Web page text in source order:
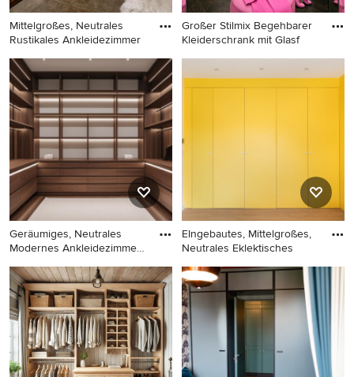
Mittelgroßes, Neutrales
Rustikales Ankleidezimmer
Mittelgroßes, Neutrales
Rustikales Ankleidezimmer
mit Keramikboden und
hellbraunen Holzschränken
in Lyon
Großer Stilmix Begehbarer
Kleiderschrank mit Glasf
Großer Stilmix Begehbarer
Kleiderschrank mit
Boden in Berlin
Geräumiges, Neutrales
Modernes Ankleidezimmer
Geräumiges, Neutrales
Modernes Ankleidezimmer
mit Einbauschrank, offenen
Schränken und dunklen
Holzschränken in Sonstige
EIngebautes, Mittelgroßes,
Neutrales Eklektisches
EIngebautes, Mittelgroßes,
Neutrales Eklektisches
Ankleidezimmer mit hellem
Holzboden und braunem
Boden in Marseille